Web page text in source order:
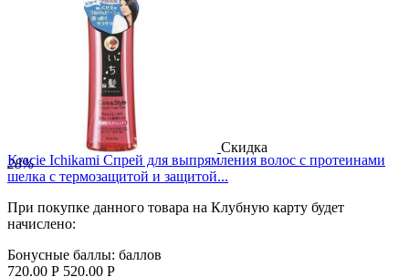
Скидка
28%
Kracie Ichikami Спрей для выпрямления волос с протеинами
шелка с термозащитой и защитой...
При покупке данного товара на Клубную карту будет
начислено:
Бонусные баллы: баллов
720.00 Р 520.00 Р